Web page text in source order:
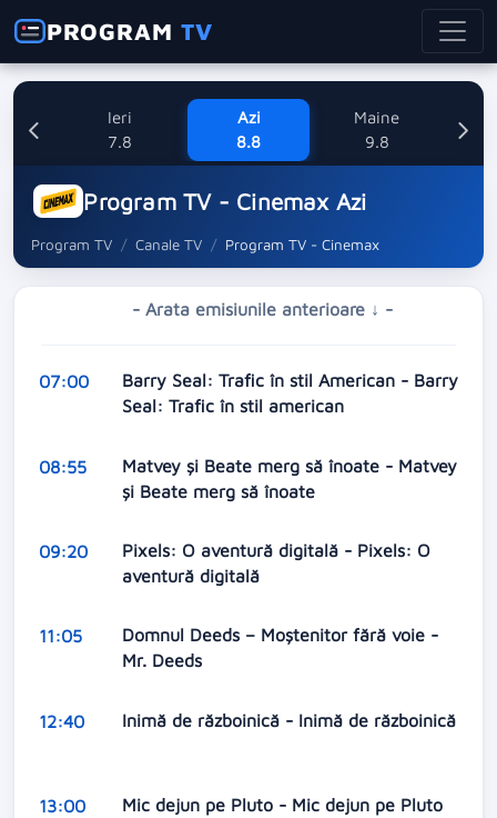
PROGRAMTV
Ieri
7.8
Azi
8.8
Maine
9.8
Program TV - Cinemax Azi
Program TV Canale TV Program TV - Cinemax
- Arata emisiunile anterioare ↓ -
07:00
Barry Seal: Trafic în stil American - Barry
Seal: Trafic în stil american
08:55
Matvey și Beate merg să înoate - Matvey
și Beate merg să înoate
09:20
Pixels: O aventură digitală - Pixels: O
aventură digitală
11:05
Domnul Deeds – Moștenitor fără voie -
Mr. Deeds
12:40 Inimă de războinică - Inimă de războinică
13:00 Mic dejun pe Pluto - Mic dejun pe Pluto